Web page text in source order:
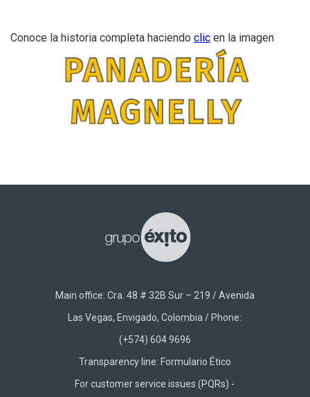
Conoce la historia completa haciendo clic en la imagen
Main office: Cra. 48 # 32B Sur – 219 / Avenida
Las Vegas, Envigado, Colombia / Phone:
(+574) 604 9696
Transparency line: Formulario Ético
For customer service issues (PQRs) -